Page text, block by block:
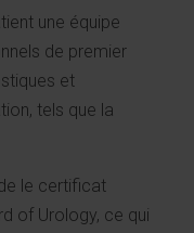
une équipe
de premier
et
tels que la
le certificat
of Urology, ce qui